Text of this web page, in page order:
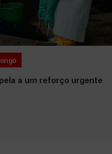
a um reforço urgente